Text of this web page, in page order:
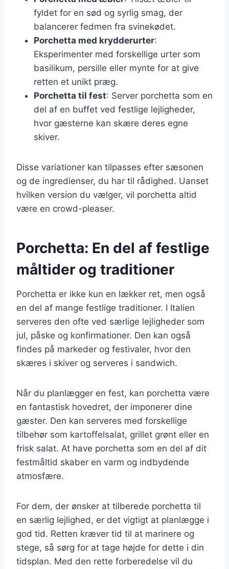
fyldet for en sød og syrlig smag, der
balancerer fedmen fra svinekødet.
Porchetta med krydderurter:
Eksperimenter med forskellige urter som
basilikum, persille eller mynte for at give
retten et unikt præg.
Porchetta til fest: Server porchetta som en
del af en buffet ved festlige lejligheder,
hvor gæsterne kan skære deres egne
skiver.
Disse variationer kan tilpasses efter sæsonen
og de ingredienser, du har til rådighed. Uanset
hvilken version du vælger, vil porchetta altid
være en crowd-pleaser.
Porchetta: En del af festlige
måltider og traditioner
Porchetta er ikke kun en lækker ret, men også
en del af mange festlige traditioner. I Italien
serveres den ofte ved særlige lejligheder som
jul, påske og konfirmationer. Den kan også
findes på markeder og festivaler, hvor den
skæres i skiver og serveres i sandwich.
Når du planlægger en fest, kan porchetta være
en fantastisk hovedret, der imponerer dine
gæster. Den kan serveres med forskellige
tilbehør som kartoffelsalat, grillet grønt eller en
frisk salat. At have porchetta som en del af dit
festmåltid skaber en varm og indbydende
atmosfære.
For dem, der ønsker at tilberede porchetta til
en særlig lejlighed, er det vigtigt at planlægge i
god tid. Retten kræver tid til at marinere og
stege, så sørg for at tage højde for dette i din
tidsplan. Med den rette forberedelse vil du